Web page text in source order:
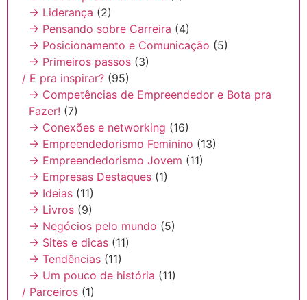
→ Liderança (2)
→ Pensando sobre Carreira (4)
→ Posicionamento e Comunicação (5)
→ Primeiros passos (3)
/ E pra inspirar? (95)
→ Competências de Empreendedor e Bota pra
Fazer! (7)
→ Conexões e networking (16)
→ Empreendedorismo Feminino (13)
→ Empreendedorismo Jovem (11)
→ Empresas Destaques (1)
→ Ideias (11)
→ Livros (9)
→ Negócios pelo mundo (5)
→ Sites e dicas (11)
→ Tendências (11)
→ Um pouco de história (11)
/ Parceiros (1)